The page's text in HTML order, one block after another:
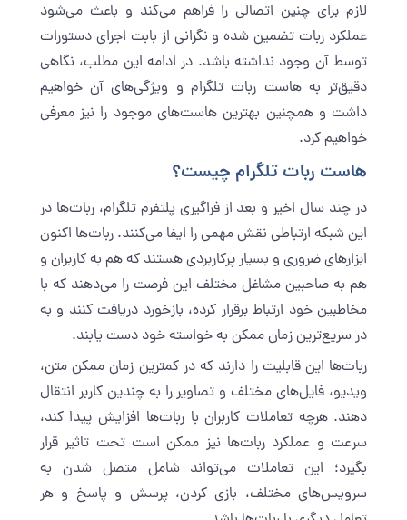
لازم برای چنین اتصالی را فراهم می‌کند و باعث می‌شود
عملکرد ربات تضمین شده و نگرانی از بابت اجرای دستورات
توسط آن وجود نداشته باشد. در ادامه این مطلب، نگاهی
دقیق‌تر به هاست ربات تلگرام و ویژگی‌های آن خواهیم
داشت و همچنین بهترین هاست‌های موجود را نیز معرفی
خواهیم کرد.
هاست ربات تلگرام چیست؟
در چند سال اخیر و بعد از فراگیری پلتفرم تلگرام، ربات‌ها در
این شبکه ارتباطی نقش مهمی را ایفا می‌کنند. ربات‌ها اکنون
ابزارهای ضروری و بسیار پرکاربردی هستند که هم به کاربران و
هم به صاحبین مشاغل مختلف این فرصت را می‌دهند که با
مخاطبین خود ارتباط برقرار کرده، بازخورد دریافت کنند و به
در سریع‌ترین زمان ممکن به خواسته خود دست یابند.
ربات‌ها این قابلیت را دارند که در کمترین زمان ممکن متن،
ویدیو، فایل‌های مختلف و تصاویر را به چندین کاربر انتقال
دهند. هرچه تعاملات کاربران با ربات‌ها افزایش پیدا کند،
سرعت و عملکرد ربات‌ها نیز ممکن است تحت تاثیر قرار
بگیرد؛ این تعاملات می‌تواند شامل متصل شدن به
سرویس‌های مختلف، بازی کردن، پرسش و پاسخ و هر